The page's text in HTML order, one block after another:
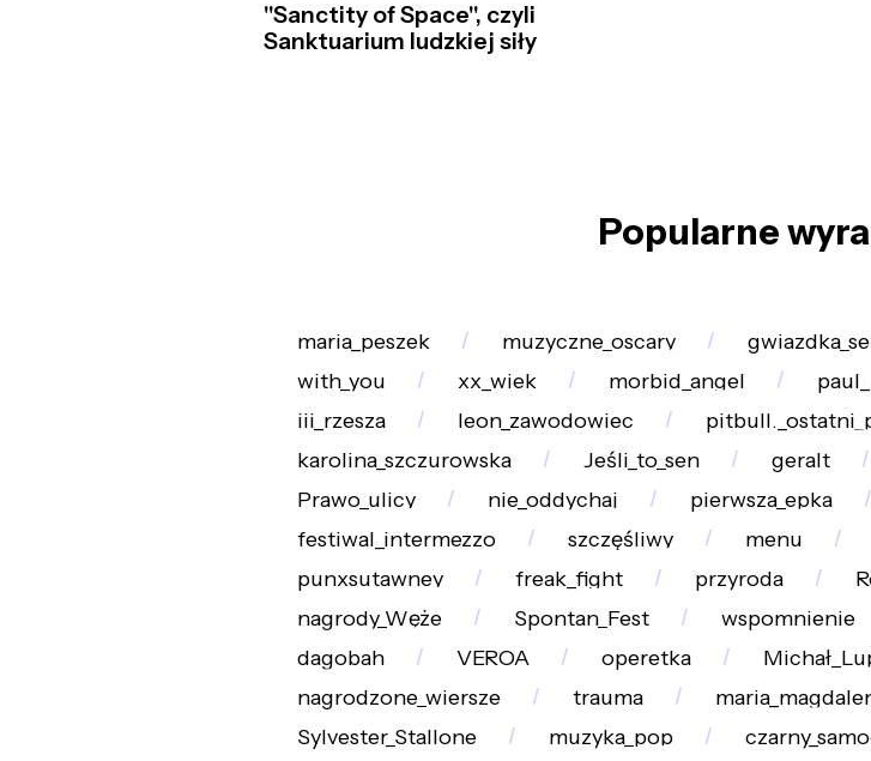
"Sanctity of Space", czyli
Sanktuarium ludzkiej siły
Popularne
maria_peszek muzyczne_oscary
with_you
xx_wiek morbid_angel
iii_rzesza
leon_zawodowiec
karolina_szczurowska
Jeśli_to_sen geralt
Prawo_ulicy
nie_oddychaj pierwsza_epka
festiwal_intermezzo
szczęśliwy menu
punxsutawney
freak_fight przyroda
nagrody_Węże
Spontan_Fest wspomnienie
dagobah
VEROA operetka
nagrodzone_wiersze
trauma
Sylvester_Stallone
muzyka_pop